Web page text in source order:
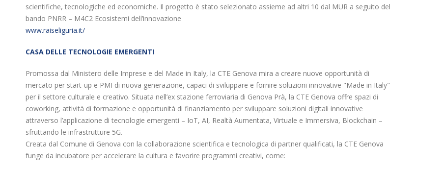
scientifiche, tecnologiche ed economiche. Il progetto è stato selezionato assieme ad altri 10 dal MUR a seguito del
bando PNRR – M4C2 Ecosistemi dell’innovazione
www.raiseliguria.it/
CASA DELLE TECNOLOGIE EMERGENTI
Promossa dal Ministero delle Imprese e del Made in Italy, la CTE Genova mira a creare nuove opportunità di
mercato per start-up e PMI di nuova generazione, capaci di sviluppare e fornire soluzioni innovative "Made in Italy"
per il settore culturale e creativo. Situata nell’ex stazione ferroviaria di Genova Prà, la CTE Genova offre spazi di
coworking, attività di formazione e opportunità di finanziamento per sviluppare soluzioni digitali innovative
attraverso l’applicazione di tecnologie emergenti – IoT, AI, Realtà Aumentata, Virtuale e Immersiva, Blockchain –
sfruttando le infrastrutture 5G.
Creata dal Comune di Genova con la collaborazione scientifica e tecnologica di partner qualificati, la CTE Genova
funge da incubatore per accelerare la cultura e favorire programmi creativi, come: